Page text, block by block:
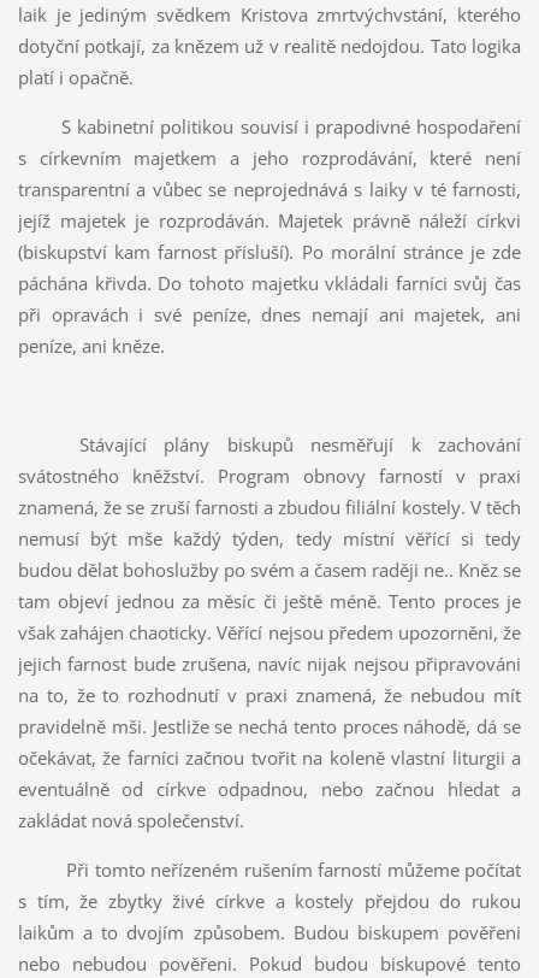
laik je jediným svědkem Kristova zmrtvýchvstání, kterého
dotyční potkají, za knězem už v realitě nedojdou. Tato logika
platí i opačně.
S kabinetní politikou souvisí i prapodivné hospodaření
s církevním majetkem a jeho rozprodávání, které není
transparentní a vůbec se neprojednává s laiky v té farnosti,
jejíž majetek je rozprodáván. Majetek právně náleží církvi
(biskupství kam farnost přísluší). Po morální stránce je zde
páchána křivda. Do tohoto majetku vkládali farníci svůj čas
při opravách i své peníze, dnes nemají ani majetek, ani
peníze, ani kněze.
Stávající plány biskupů nesměřují k zachování
svátostného kněžství. Program obnovy farností v praxi
znamená, že se zruší farnosti a zbudou filiální kostely. V těch
nemusí být mše každý týden, tedy místní věřící si tedy
budou dělat bohoslužby po svém a časem raději ne.. Kněz se
tam objeví jednou za měsíc či ještě méně. Tento proces je
však zahájen chaoticky. Věřící nejsou předem upozorněni, že
jejich farnost bude zrušena, navíc nijak nejsou připravováni
na to, že to rozhodnutí v praxi znamená, že nebudou mít
pravidelně mši. Jestliže se nechá tento proces náhodě, dá se
očekávat, že farníci začnou tvořit na koleně vlastní liturgii a
eventuálně od církve odpadnou, nebo začnou hledat a
zakládat nová společenství.
Při tomto neřízeném rušením farností můžeme počítat
s tím, že zbytky živé církve a kostely přejdou do rukou
laikům a to dvojím způsobem. Budou biskupem pověřeni
nebo nebudou pověřeni. Pokud budou biskupové tento